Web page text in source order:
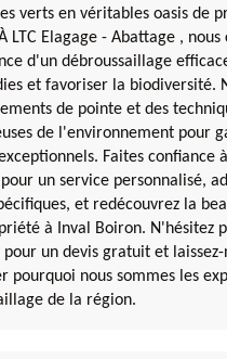
verts en véritables oasis de
LTC Elagage - Abattage , nous
d'un débroussaillage
et favoriser la biodiversité.
de pointe et des
de l'environnement pour
Faites confiance
un service personnalisé,
et redécouvrez la
à Inval Boiron. N'hésitez
un devis gratuit et laissez-
pourquoi nous sommes les
de la région.